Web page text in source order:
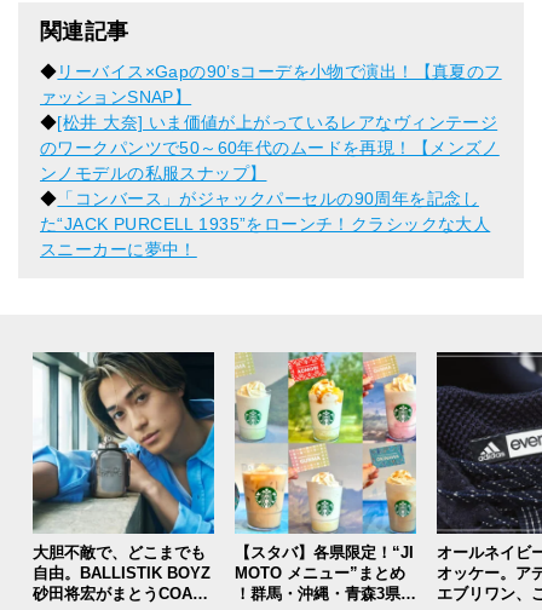
関連記事
◆リーバイス×Gapの90’sコーデを小物で演出！【真夏のフ
ァッションSNAP】
◆[松井 大奈] いま価値が上がっているレアなヴィンテージ
のワークパンツで50～60年代のムードを再現！【メンズノ
ンノモデルの私服スナップ】
◆ 「コンバース」がジャックパーセルの90周年を記念し
た“JACK PURCELL 1935”をローンチ！クラシックな大人
スニーカーに夢中！
大胆不敵で、どこまでも
自由。BALLISTIK BOYZ
砂田将宏がまとうCOACH
【スタバ】各県限定！“JI
MOTO メニュー”まとめ
！群馬・沖縄・青森3県分
オールネイビ
オッケー。ア
エブリワン、